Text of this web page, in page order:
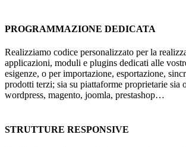
PROGRAMMAZIONE DEDICATA
Realizziamo codice personalizzato per la
applicazioni, moduli e plugins dedicati alle
esigenze, o per importazione, esportazione,
prodotti terzi; sia su piattaforme proprietarie sia
wordpress, magento, joomla, prestashop…
STRUTTURE RESPONSIVE